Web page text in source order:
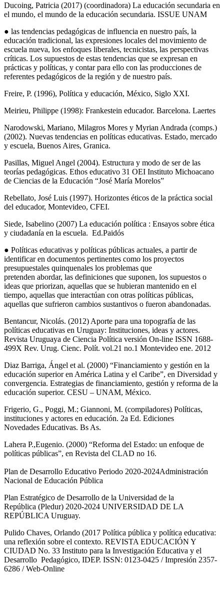
Ducoing, Patricia (2017) (coordinadora) La educación secundaria en
el mundo, el mundo de la educación secundaria. ISSUE UNAM
● las tendencias pedagógicas de influencia en nuestro país, la
educación tradicional, las expresiones locales del movimiento de
escuela nueva, los enfoques liberales, tecnicistas, las perspectivas
críticas. Los supuestos de estas tendencias que se expresan en
prácticas y políticas, y contar para ello con las producciones de
referentes pedagógicos de la región y de nuestro país.
Freire, P. (1996), Política y educación, México, Siglo XXI.
Meirieu, Philippe (1998): Frankestein educador. Barcelona. Laertes
Narodowski, Mariano, Milagros Mores y Myrian Andrada (comps.)
(2002). Nuevas tendencias en políticas educativas. Estado, mercado
y escuela, Buenos Aires, Granica.
Pasillas, Miguel Angel (2004). Estructura y modo de ser de las
teorías pedagógicas. Ethos educativo 31 OEI Instituto Michoacano
de Ciencias de la Educación “José María Morelos”
Rebellato, José Luis (1997). Horizontes éticos de la práctica social
del educador, Montevideo, CFEI.
Siede, Isabelino (2007) La educación política : Ensayos sobre ética
y ciudadanía en la escuela. Ed.Paidós
● Políticas educativas y políticas públicas actuales, a partir de
identificar en documentos pertinentes como los proyectos
presupuestales quinquenales los problemas que
pretenden abordar, las definiciones que suponen, los supuestos o
ideas que priorizan, aquellas que se hubieran mantenido en el
tiempo, aquellas que interactúan con otras políticas públicas,
aquellas que sufrieron cambios sustantivos o fueron abandonadas.
Bentancur, Nicolás. (2012) Aporte para una topografía de las
políticas educativas en Uruguay: Instituciones, ideas y actores.
Revista Uruguaya de Ciencia Política versión On-line ISSN 1688-
499X Rev. Urug. Cienc. Polít. vol.21 no.1 Montevideo ene. 2012
Diaz Barriga, Ángel et al. (2000) “Financiamiento y gestión en la
educación superior en América Latina y el Caribe”, en Diversidad y
convergencia. Estrategias de financiamiento, gestión y reforma de la
educación superior. CESU – UNAM, México.
Frigerio, G., Poggi, M.; Giannoni, M. (compiladores) Políticas,
instituciones y actores en educación. 2a Ed. Ediciones
Novedades Educativas. Bs As.
Lahera P.,Eugenio. (2000) “Reforma del Estado: un enfoque de
políticas públicas”, en Revista del CLAD no 16.
Plan de Desarrollo Educativo Periodo 2020-2024Administración
Nacional de Educación Pública
Plan Estratégico de Desarrollo de la Universidad de la
República (Pledur) 2020-2024 UNIVERSIDAD DE LA
REPÚBLICA Uruguay.
Pulido Chaves, Orlando (2017 Política pública y política educativa:
una reflexión sobre el contexto. REVISTA EDUCACIÓN Y
CIUDAD No. 33 Instituto para la Investigación Educativa y el
Desarrollo Pedagógico, IDEP. ISSN: 0123-0425 / Impresión 2357-
6286 / Web-Online